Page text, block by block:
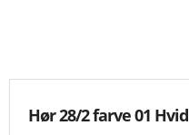
ORKIS
FORSIDE
Hør 28/2 farve 01 Hvid